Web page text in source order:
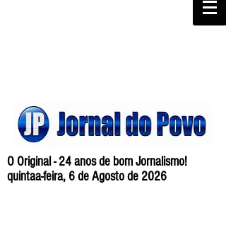
O Original - 24 anos de bom Jornalismo!
quintaa-feira, 6 de Agosto de 2026